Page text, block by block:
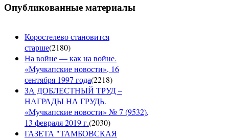
Опубликованные материалы
Коростелево становится
старше(2180)
На войне — как на войне.
«Мучкапские новости», 16
сентября 1997 года(2218)
ЗА ДОБЛЕСТНЫЙ ТРУД –
НАГРАДЫ НА ГРУДЬ.
«Мучкапские новости» № 7 (9532),
13 февраля 2019 г.(2030)
ГАЗЕТА "ТАМБОВСКАЯ